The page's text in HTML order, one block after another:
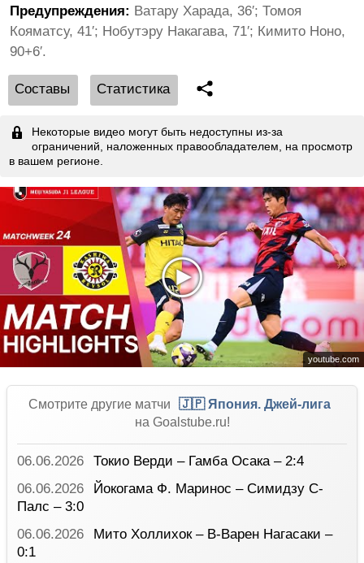
Предупреждения: Ватару Харада, 36′; Томоя
Кояматсу, 41′; Нобутэру Накагава, 71′; Кимито Ноно,
90+6′.
Cоставы Статистика
Некоторые видео могут быть недоступны из-за
ограничений, наложенных правообладателем, на просмотр
в вашем регионе.
youtube.com
Смотрите другие матчи
🇯🇵 Япония. Джей-лига
на Goalstube.ru!
06.06.2026
Токио Верди – Гамба Осака – 2:4
06.06.2026
Йокогама Ф. Маринос – Симидзу С-
Палс – 3:0
06.06.2026
Мито Холлихок – В-Варен Нагасаки –
0:1